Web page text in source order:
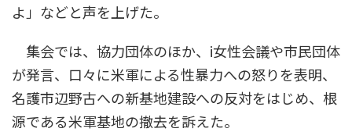
よ」などと声を上げた。
集会では、協力団体のほか、i女性会議や市民団体
が発言、口々に米軍による性暴力への怒りを表明、
名護市辺野古への新基地建設への反対をはじめ、根
源である米軍基地の撤去を訴えた。